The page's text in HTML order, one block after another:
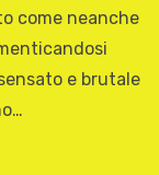
come neanche
e brutale